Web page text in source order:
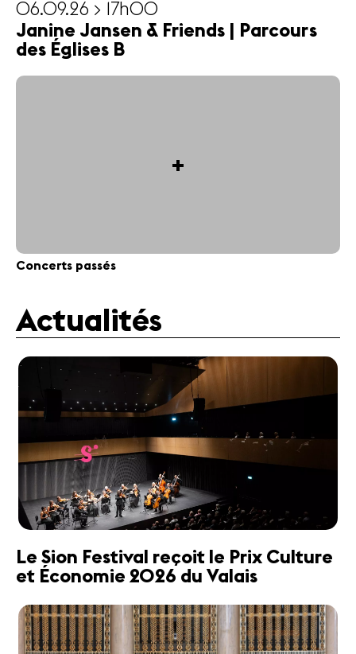
06.09.26 > 17h00
Janine Jansen & Friends | Parcours
des Églises B
+
Concerts passés
Actualités
Le Sion Festival reçoit le Prix Culture
et Économie 2026 du Valais